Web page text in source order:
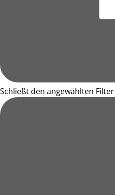
Schließt den angewählten